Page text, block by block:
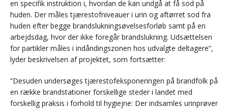
en specifik instruktion i, hvordan de kan undgå at få sod på
huden. Der måles tjærestofniveauer i urin og aftørret sod fra
huden efter begge brandslukningsøvelsesforløb samt på en
arbejdsdag, hvor der ikke foregår brandslukning. Udsættelsen
for partikler måles i indåndingszonen hos udvalgte deltagere”,
lyder beskrivelsen af projektet, som fortsætter:
”Desuden undersøges tjærestofeksponeringen på brandfolk på
en række brandstationer forskellige steder i landet med
forskellig praksis i forhold til hygiejne: Der indsamles urinprøver